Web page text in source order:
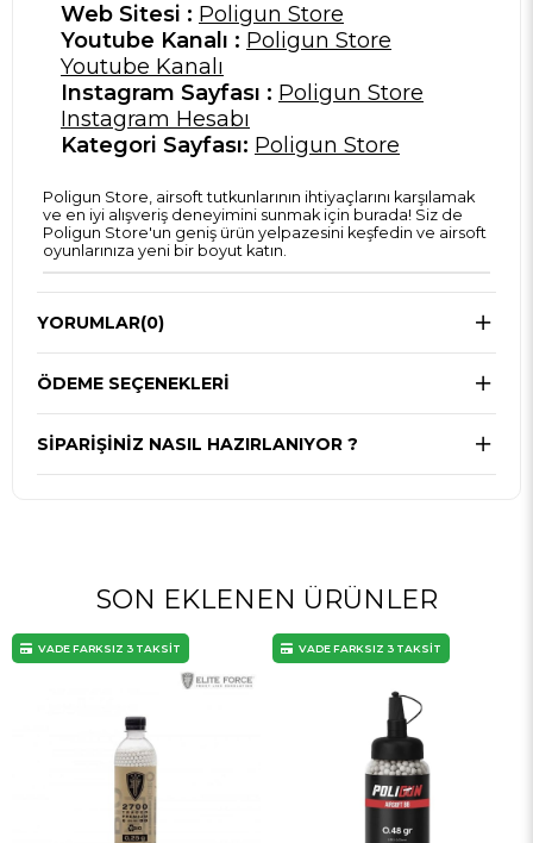
Web Sitesi : Poligun Store
Youtube Kanalı : Poligun Store
Youtube Kanalı
Instagram Sayfası : Poligun Store
Instagram Hesabı
Kategori Sayfası: Poligun Store
Poligun Store, airsoft tutkunlarının ihtiyaçlarını karşılamak
ve en iyi alışveriş deneyimini sunmak için burada! Siz de
Poligun Store'un geniş ürün yelpazesini keşfedin ve airsoft
oyunlarınıza yeni bir boyut katın.
YORUMLAR(0)
ÖDEME SEÇENEKLERI
SIPARIŞINIZ NASIL HAZIRLANIYOR ?
SON EKLENEN ÜRÜNLER
VADE FARKSIZ 3 TAKSİT VADE FARKSIZ 3 TAKSİT